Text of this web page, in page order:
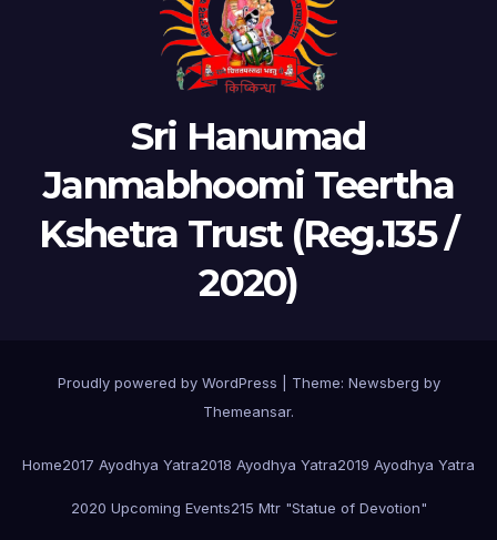
Sri Hanumad
Janmabhoomi Teertha
Kshetra Trust (Reg.135 /
2020)
Proudly powered by WordPress Theme: Newsberg by
Themeansar.
Home2017 Ayodhya Yatra2018 Ayodhya Yatra2019 Ayodhya Yatra
2020 Upcoming Events215 Mtr "Statue of Devotion"